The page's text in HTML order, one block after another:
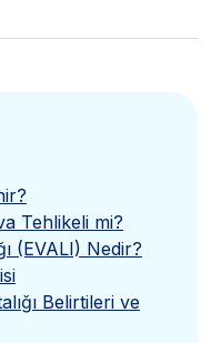
Tehlikeli mi?
(EVALI) Nedir?
Belirtileri ve